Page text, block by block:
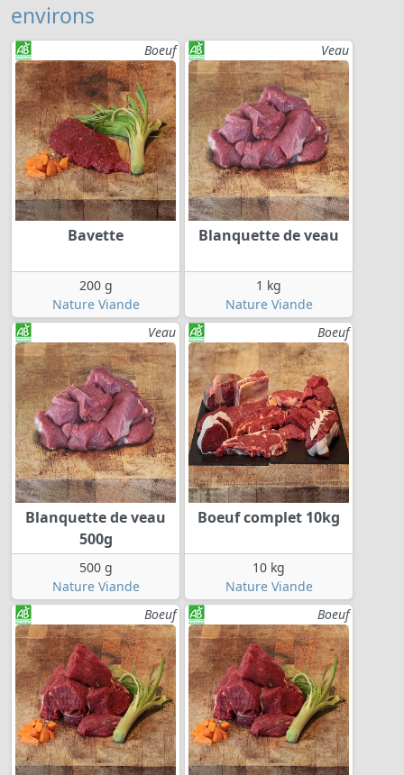
environs
Boeuf
Bavette
200 g
Nature Viande
Veau
Blanquette de veau
1 kg
Nature Viande
Veau
Blanquette de veau
500g
500 g
Nature Viande
Boeuf
Boeuf complet 10kg
10 kg
Nature Viande
Boeuf
Boeuf